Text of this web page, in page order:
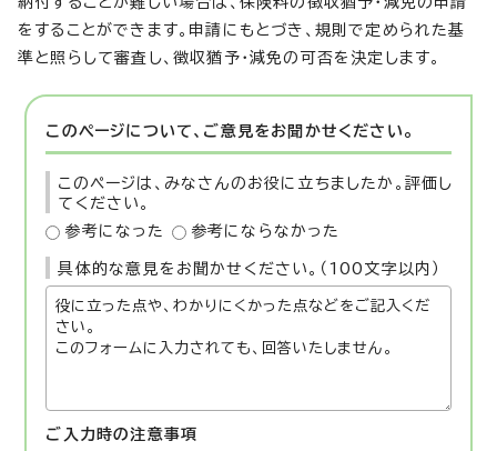
をすることができます。申請にもとづき、規則で定められた基
準と照らして審査し、徴収猶予・減免の可否を決定します。
このページについて、ご意見をお聞かせください。
このページは、みなさんのお役に立ちましたか。評価し
てください。
参考になった
参考にならなかった
具体的な意見をお聞かせください。（100文字以内）
ご入力時の注意事項